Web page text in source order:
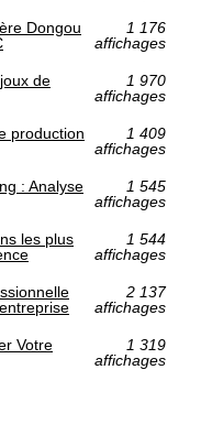
Dongou
1 176
affichages
de
1 970
affichages
production
1 409
affichages
: Analyse
1 545
affichages
les plus
1 544
affichages
2 137
affichages
Votre
1 319
affichages